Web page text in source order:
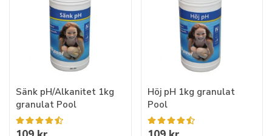
Sänk pH/Alkanitet 1kg
granulat Pool
Höj pH 1kg granulat
Pool